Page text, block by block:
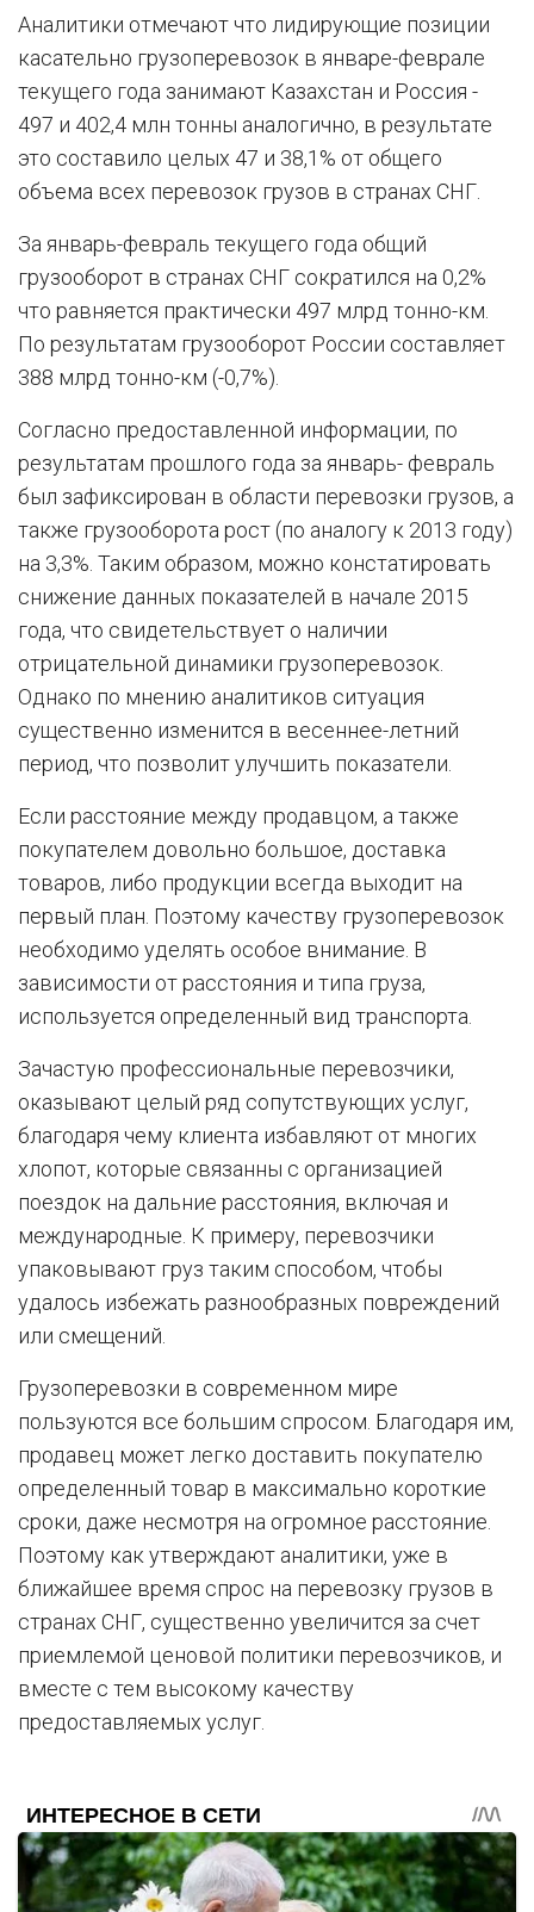
Аналитики отмечают что лидирующие позиции
касательно грузоперевозок в январе-феврале
текущего года занимают Казахстан и Россия -
497 и 402,4 млн тонны аналогично, в результате
это составило целых 47 и 38,1% от общего
объема всех перевозок грузов в странах СНГ.
За январь-февраль текущего года общий
грузооборот в странах СНГ сократился на 0,2%
что равняется практически 497 млрд тонно-км.
По результатам грузооборот России составляет
388 млрд тонно-км (-0,7%).
Согласно предоставленной информации, по
результатам прошлого года за январь- февраль
был зафиксирован в области перевозки грузов, а
также грузооборота рост (по аналогу к 2013 году)
на 3,3%. Таким образом, можно констатировать
снижение данных показателей в начале 2015
года, что свидетельствует о наличии
отрицательной динамики грузоперевозок.
Однако по мнению аналитиков ситуация
существенно изменится в весеннее-летний
период, что позволит улучшить показатели.
Если расстояние между продавцом, а также
покупателем довольно большое, доставка
товаров, либо продукции всегда выходит на
первый план. Поэтому качеству грузоперевозок
необходимо уделять особое внимание. В
зависимости от расстояния и типа груза,
используется определенный вид транспорта.
Зачастую профессиональные перевозчики,
оказывают целый ряд сопутствующих услуг,
благодаря чему клиента избавляют от многих
хлопот, которые связанны с организацией
поездок на дальние расстояния, включая и
международные. К примеру, перевозчики
упаковывают груз таким способом, чтобы
удалось избежать разнообразных повреждений
или смещений.
Грузоперевозки в современном мире
пользуются все большим спросом. Благодаря им,
продавец может легко доставить покупателю
определенный товар в максимально короткие
сроки, даже несмотря на огромное расстояние.
Поэтому как утверждают аналитики, уже в
ближайшее время спрос на перевозку грузов в
странах СНГ, существенно увеличится за счет
приемлемой ценовой политики перевозчиков, и
вместе с тем высокому качеству
предоставляемых услуг.